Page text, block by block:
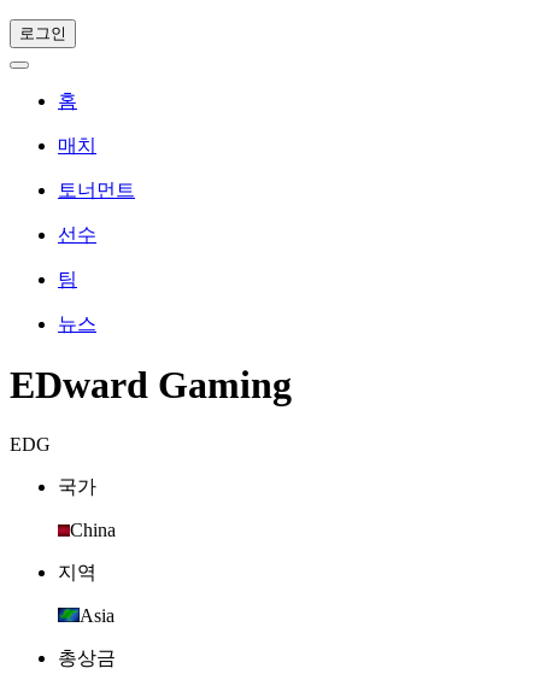
로그인
홈
매치
토너먼트
선수
팀
뉴스
EDward Gaming
EDG
국가
China
지역
Asia
총상금